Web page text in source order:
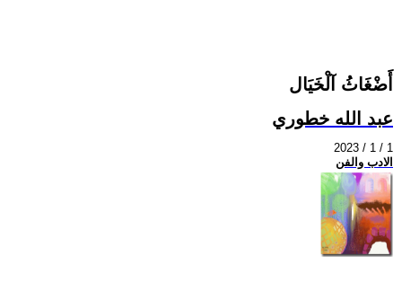
أَضْغَاثُ آلْخَيَال
عبد الله خطوري
2023 / 1 / 1
الادب والفن